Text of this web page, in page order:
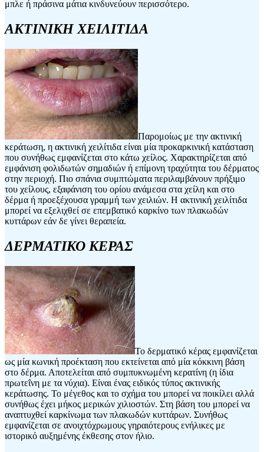
μπλε ή πράσινα μάτια κινδυνεύουν περισσότερο.
ΑΚΤΙΝΙΚΗ ΧΕΙΛΙΤΙΔΑ
Παρομοίως με την ακτινική
κεράτωση, η ακτινική χειλίτιδα είναι μία προκαρκινική κατάσταση
που συνήθως εμφανίζεται στο κάτω χείλος. Χαρακτηρίζεται από
εμφάνιση φολιδωτών σημαδιών ή επίμονη τραχύτητα του δέρματος
στην περιοχή. Πιο σπάνια συμπτώματα περιλαμβάνουν πρήξιμο
του χείλους, εξαφάνιση του ορίου ανάμεσα στα χείλη και στο
δέρμα ή προεξέχουσα γραμμή των χειλιών. Η ακτινική χειλίτιδα
μπορεί να εξελιχθεί σε επεμβατικό καρκίνο των πλακωδών
κυττάρων εάν δε γίνει θεραπεία.
ΔΕΡΜΑΤΙΚΟ ΚΕΡΑΣ
Το δερματικό κέρας εμφανίζεται
ως μία κωνική προέκταση που εκτείνεται από μία κόκκινη βάση
στο δέρμα. Αποτελείται από συμπυκνωμένη κερατίνη (η ίδια
πρωτεΐνη με τα νύχια). Είναι ένας ειδικός τύπος ακτινικής
κεράτωσης. Το μέγεθος και το σχήμα του μπορεί να ποικίλει αλλά
συνήθως έχει μήκος μερικών χιλιοστών. Στη βάση του μπορεί να
αναπτυχθεί καρκίνωμα των πλακωδών κυττάρων. Συνήθως
εμφανίζεται σε ανοιχτόχρωμους γηραιότερους ενήλικες με
ιστορικό αυξημένης έκθεσης στον ήλιο.